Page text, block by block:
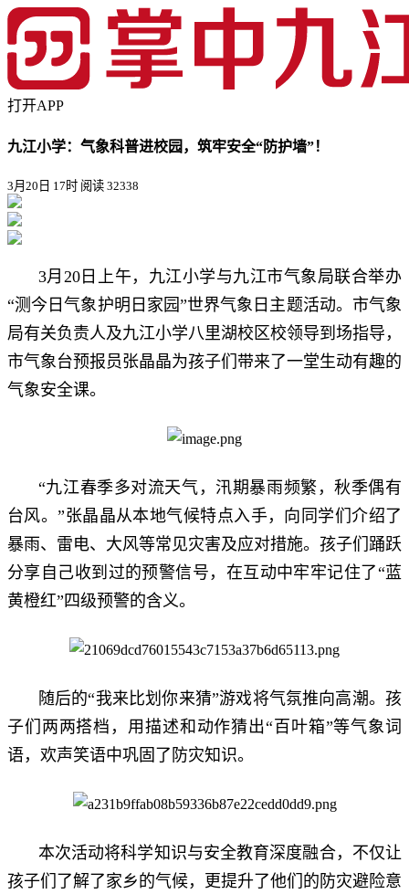
打开APP
九江小学：气象科普进校园，筑牢安全“防护墙”！
3月20日 17时 阅读 32338
3月20日上午，九江小学与九江市气象局联合举办
“测今日气象护明日家园”世界气象日主题活动。市气象
局有关负责人及九江小学八里湖校区校领导到场指导，
市气象台预报员张晶晶为孩子们带来了一堂生动有趣的
气象安全课。
“九江春季多对流天气，汛期暴雨频繁，秋季偶有
台风。”张晶晶从本地气候特点入手，向同学们介绍了
暴雨、雷电、大风等常见灾害及应对措施。孩子们踊跃
分享自己收到过的预警信号，在互动中牢牢记住了“蓝
黄橙红”四级预警的含义。
随后的“我来比划你来猜”游戏将气氛推向高潮。孩
子们两两搭档，用描述和动作猜出“百叶箱”等气象词
语，欢声笑语中巩固了防灾知识。
本次活动将科学知识与安全教育深度融合，不仅让
孩子们了解了家乡的气候，更提升了他们的防灾避险意